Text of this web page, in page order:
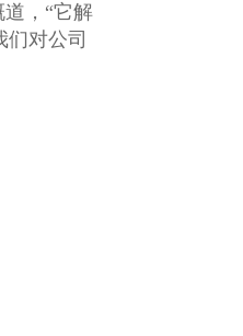
，“它解
对公司